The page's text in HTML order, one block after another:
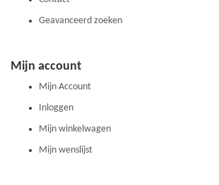
Geavanceerd zoeken
Mijn account
Mijn Account
Inloggen
Mijn winkelwagen
Mijn wenslijst